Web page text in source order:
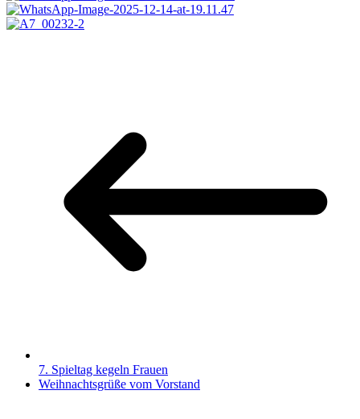
7. Spieltag kegeln Frauen
Weihnachtsgrüße vom Vorstand